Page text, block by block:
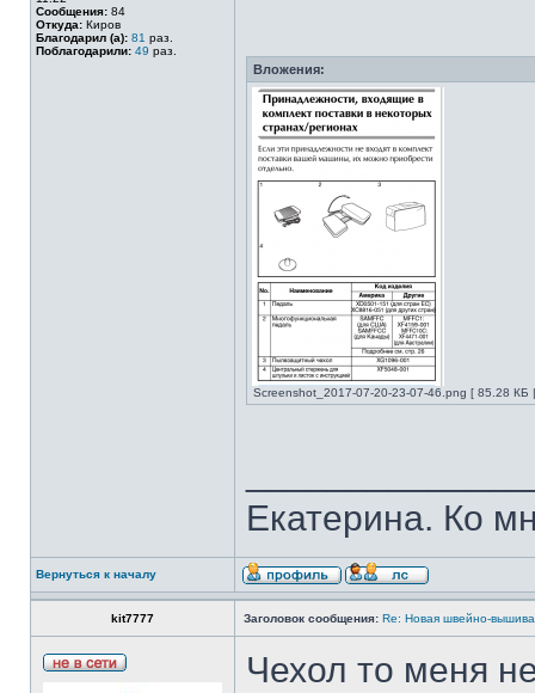
Сообщения: 84
Откуда: Киров
Благодарил (а): 81 раз.
Поблагодарили: 49 раз.
Вложения:
Screenshot_2017-07-20-23-07-46.png [ 85.28 КБ
Екатерина. Ко
Вернуться к началу
kit7777 Заголовок сообщения: Re: Новая швейно-
Чехол то меня